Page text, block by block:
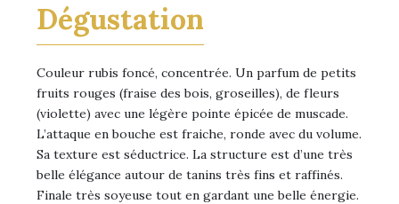
Dégustation
Couleur rubis foncé, concentrée. Un parfum de petits
fruits rouges (fraise des bois, groseilles), de fleurs
(violette) avec une légère pointe épicée de muscade.
L’attaque en bouche est fraiche, ronde avec du volume.
Sa texture est séductrice. La structure est d’une très
belle élégance autour de tanins très fins et raffinés.
Finale très soyeuse tout en gardant une belle énergie.